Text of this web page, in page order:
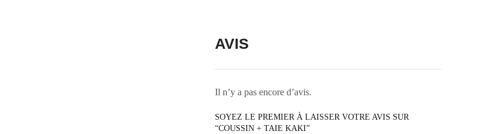
AVIS
Il n’y a pas encore d’avis.
SOYEZ LE PREMIER À LAISSER VOTRE AVIS SUR
“COUSSIN + TAIE KAKI”